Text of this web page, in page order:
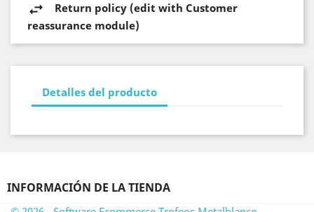
Return policy (edit with Customer
reassurance module)
Detalles del producto
INFORMACIÓN DE LA TIENDA